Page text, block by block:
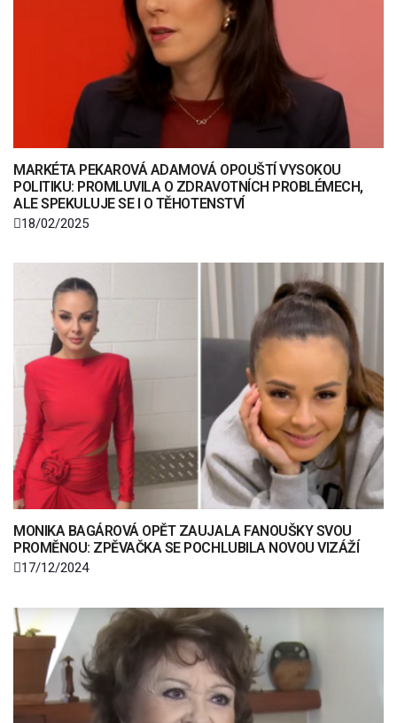
MARKÉTA PEKAROVÁ ADAMOVÁ OPOUŠTÍ VYSOKOU
POLITIKU: PROMLUVILA O ZDRAVOTNÍCH PROBLÉMECH,
ALE SPEKULUJE SE I O TĚHOTENSTVÍ
18/02/2025
MONIKA BAGÁROVÁ OPĚT ZAUJALA FANOUŠKY SVOU
PROMĚNOU: ZPĚVAČKA SE POCHLUBILA NOVOU VIZÁŽÍ
17/12/2024